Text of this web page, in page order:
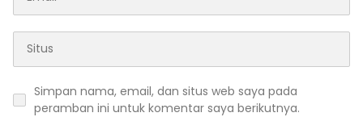
Simpan nama, email, dan situs web saya pada
peramban ini untuk komentar saya berikutnya.